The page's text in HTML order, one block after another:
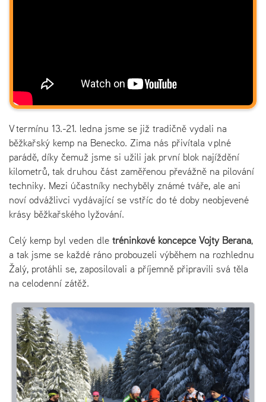
V termínu 13.-21. ledna jsme se již tradičně vydali na
běžkařský kemp na Benecko. Zima nás přivítala v plné
parádě, díky čemuž jsme si užili jak první blok najíždění
kilometrů, tak druhou část zaměřenou převážně na pilování
techniky. Mezi účastníky nechyběly známé tváře, ale ani
noví odvážlivci vydávající se vstříc do té doby neobjevené
krásy běžkařského lyžování.
Celý kemp byl veden dle tréninkové koncepce Vojty Berana,
a tak jsme se každé ráno probouzeli výběhem na rozhlednu
Žalý, protáhli se, zaposilovali a příjemně připravili svá těla
na celodenní zátěž.